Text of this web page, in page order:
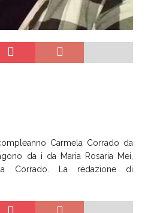
Carmela Corrado da
da i da Maria Rosaria Mei,
Corrado. La redazione di